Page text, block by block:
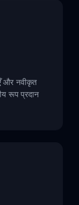
और नवीकृत
रूप प्रदान